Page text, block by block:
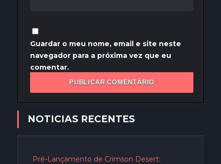
Guardar o meu nome, email e site neste
navegador para a próxima vez que eu
comentar.
NOTICIAS RECENTES
Pré-Lançamento de Crimson Desert: